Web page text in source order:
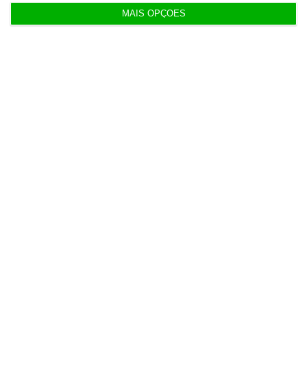
MAIS OPÇÕES